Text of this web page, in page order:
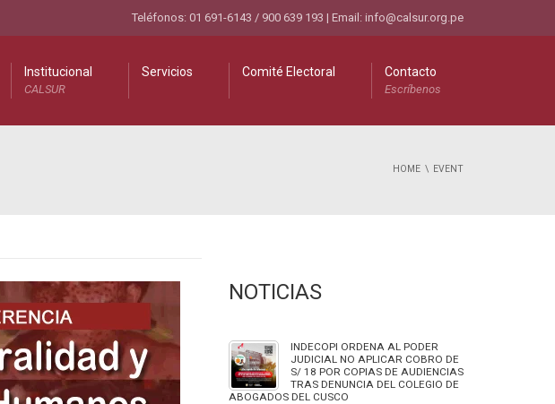
Teléfonos: 01 691-6143 / 900 639 193 | Email: info@calsur.org.pe
Institucional
CALSUR
Servicios Comité Electoral Contacto
Escríbenos
HOME EVENT
NOTICIAS
INDECOPI ORDENA AL PODER
JUDICIAL NO APLICAR COBRO DE
S/ 18 POR COPIAS DE AUDIENCIAS
TRAS DENUNCIA DEL COLEGIO DE
ABOGADOS DEL CUSCO